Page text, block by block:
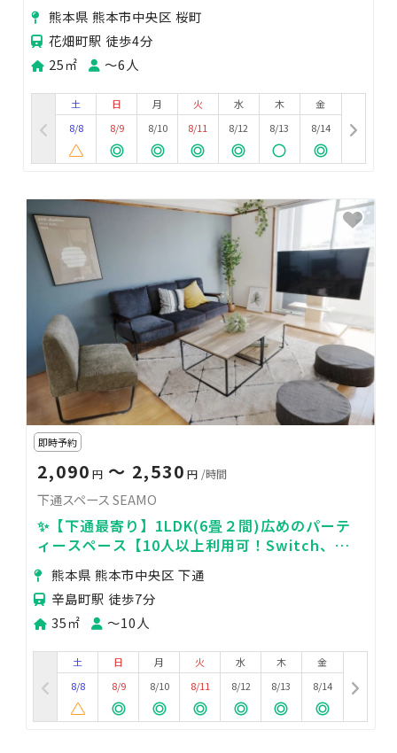
熊本県 熊本市中央区 桜町
花畑町駅 徒歩4分
25㎡
〜6人
土
8/8
日
8/9
月
8/10
火
8/11
水
8/12
木
8/13
金
8/14
即時予約
2,090 円〜 2,530 円 /時間
下通スペース SEAMO
✨【下通最寄り】1LDK(6畳２間)広めのパーテ
ィースペース【10人以上利用可！Switch、ア
マプラ、オーブン等キッチン充実】
熊本県 熊本市中央区 下通
辛島町駅 徒歩7分
35㎡
〜10人
土
8/8
日
8/9
月
8/10
火
8/11
水
8/12
木
8/13
金
8/14